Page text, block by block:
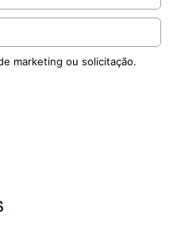
marketing ou solicitação.